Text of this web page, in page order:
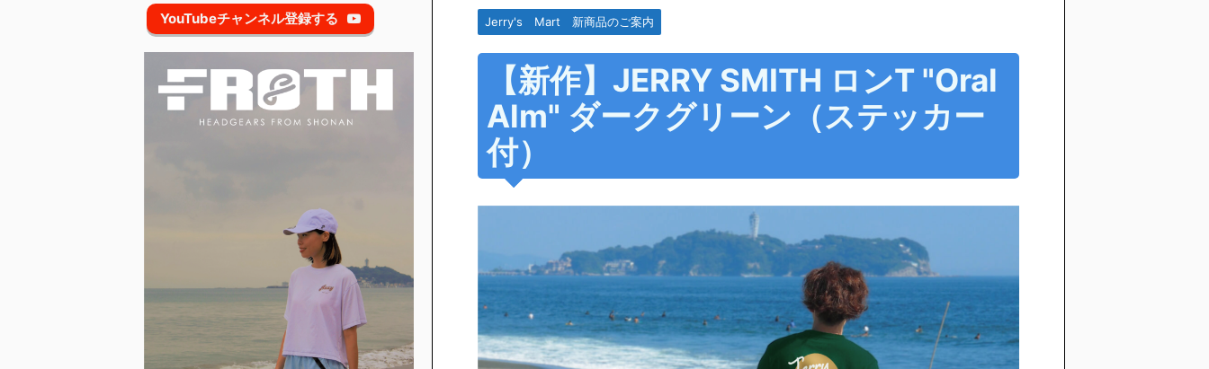
Jerry's Mart 新商品のご案内
【新作】JERRY SMITH ロンT "Oral
Alm" ダークグリーン（ステッカー
付）
YouTubeチャンネル登録する